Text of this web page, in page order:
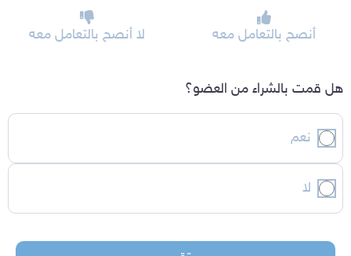
أنصح بالتعامل معه لا أنصح بالتعامل معه
هل قمت بالشراء من العضو؟
نعم
لا